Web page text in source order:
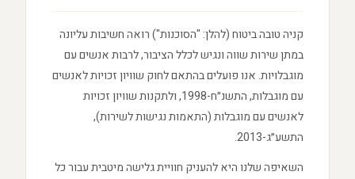
קניה טובה ביטוח (להלן: "הסוכנות") רואה חשיבות עליונה
במתן שירות שווה ונגיש לכלל הציבור, לרבות אנשים עם
מוגבלויות. אנו פועלים בהתאם לחוק שוויון זכויות לאנשים
עם מוגבלות, התשנ״ח-1998, ולתקנות שוויון זכויות
לאנשים עם מוגבלות (התאמות נגישות לשירות),
התשע״ג-2013.
השאיפה שלנו היא להעניק חוויית גלישה מיטבית עבור כל